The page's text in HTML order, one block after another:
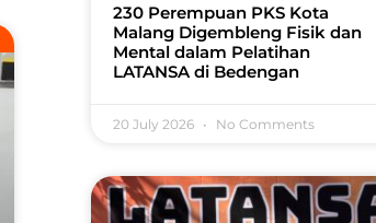
230 Perempuan PKS Kota
Malang Digembleng Fisik dan
Mental dalam Pelatihan
LATANSA di Bedengan
20 July 2026 No Comments